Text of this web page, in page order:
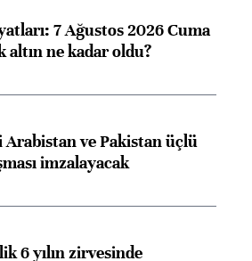
7 Ağustos 2026 Cuma
altın ne kadar oldu?
ve Pakistan üçlü
imzalayacak
6 yılın zirvesinde